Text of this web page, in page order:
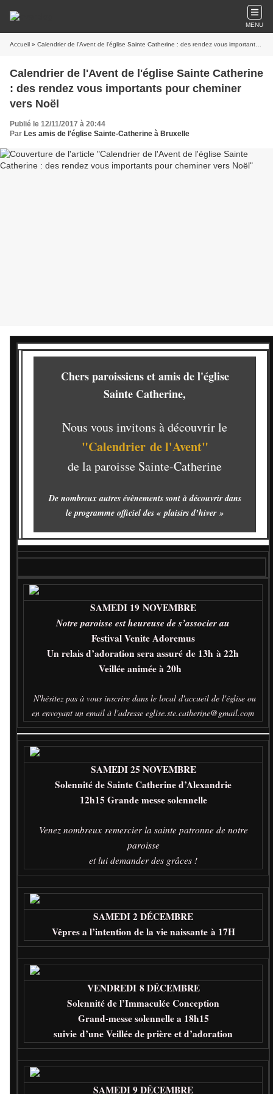
MENU
Accueil » Calendrier de l'Avent de l'église Sainte Catherine : des rendez vous importants pour cheminer vers Noël
Calendrier de l'Avent de l'église Sainte Catherine
: des rendez vous importants pour cheminer
vers Noël
Publié le 12/11/2017 à 20:44
Par Les amis de l'église Sainte-Catherine à Bruxelle
Chers paroissiens et amis de l'église
Sainte Catherine,
Nous vous invitons à découvrir le
"Calendrier de l'Avent"
de la paroisse Sainte-Catherine
De nombreux autres évènements sont à découvrir dans
le programme officiel des « plaisirs d’hiver »
SAMEDI 19 NOVEMBRE
Notre paroisse est heureuse de s’associerau
Festival Venite Adoremus
Un relais d’adoration sera assuré de 13h à 22h
Veillée animée à 20h
N'hésitez pas à vous inscrire dans le local d'accueil de l'église ou
en envoyant un email à l'adresse eglise.ste.catherine@gmail.com
SAMEDI 25 NOVEMBRE
Solennité de Sainte Catherine d’Alexandrie
12h15 Grande messe solennelle
Venez nombreux remercier la sainte patronne de notre
paroisse
et lui demander des grâces !
SAMEDI 2 DÉCEMBRE
Vêpres a l’intention de la vie naissante à 17H
VENDREDI 8 DÉCEMBRE
Solennité de l’Immaculée Conception
Grand-messe solennelle a 18h15
suivie d’une Veillée de prière et d’adoration
SAMEDI 9 DÉCEMBRE